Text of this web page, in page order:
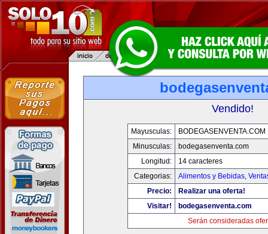
Vendido!
Mayusculas:
BODEGASENVENTA.COM
Minusculas:
bodegasenventa.com
Longitud:
14 caracteres
Categorias:
Alimentos y Bebidas,
Precio:
Realizar una oferta!
Visitar!
bodegasenventa.com
Serán consideradas